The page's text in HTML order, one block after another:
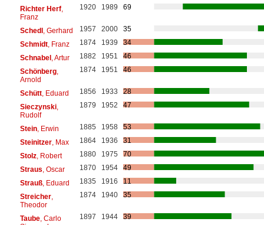
Richter Herf,
Franz
1920 1989 69
Schedl, Gerhard 1957 2000
35
Schmidt, Franz 1874 1939
34
Schnabel, Artur 1882 1951
46
Schönberg,
Arnold
1874 1951 46
Schütt, Eduard 1856 1933
28
Sieczynski,
Rudolf
1879 1952 47
Stein, Erwin 1885 1958
53
Steinitzer, Max 1864 1936
31
Stolz, Robert 1880 1975
70
Straus , Oscar 1870 1954
49
Strauß, Eduard 1835 1916
11
Streicher,
Theodor
1874 1940 35
Taube, Carlo
1897 1944 39